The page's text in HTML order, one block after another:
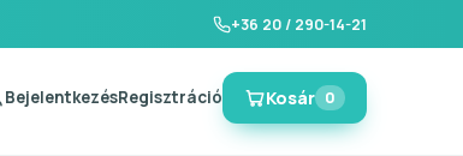
+36 20 / 290-14-21
BejelentkezésRegisztráció Kosár 0